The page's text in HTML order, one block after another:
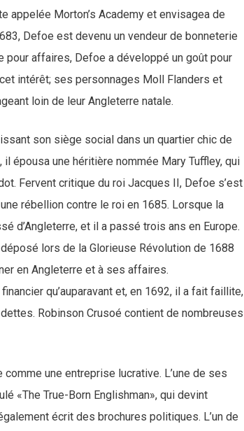
appelée Morton’s Academy et envisagea de
Defoe est devenu un vendeur de bonneterie
pour affaires, Defoe a développé un goût pour
intérêt; ses personnages Moll Flanders et
loin de leur Angleterre natale.
son siège social dans un quartier chic de
épousa une héritière nommée Mary Tuffley, qui
Fervent critique du roi Jacques II, Defoe s’est
rébellion contre le roi en 1685. Lorsque la
d’Angleterre, et il a passé trois ans en Europe.
lors de la Glorieuse Révolution de 1688
en Angleterre et à ses affaires.
qu’auparavant et, en 1692, il a fait faillite,
Robinson Crusoé contient de nombreuses
une entreprise lucrative. L’une de ses
«The True-Born Englishman», qui devint
écrit des brochures politiques. L’un de